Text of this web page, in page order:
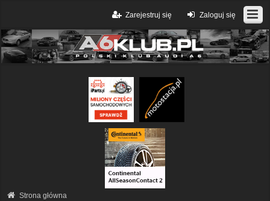
Zaloguj się
Zarejestruj się
Strona główna